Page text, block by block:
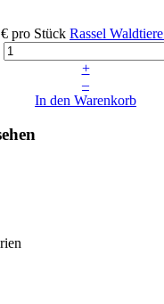
pro Stück Rassel Waldtiere
+
–
In den Warenkorb